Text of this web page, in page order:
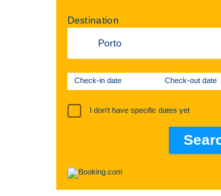
Destination
Check-in date Check-out date
I don't have specific dates yet